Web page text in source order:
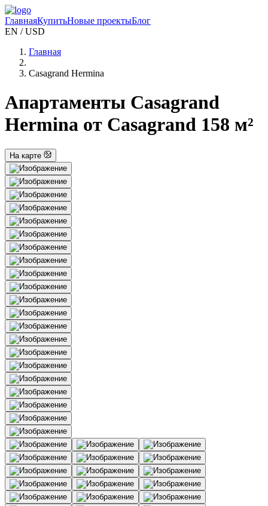
ГлавнаяКупитьНовые проектыБлог
EN / USD
Главная
Casagrand Hermina
Апартаменты Casagrand
Hermina от Casagrand 158 м²
На карте